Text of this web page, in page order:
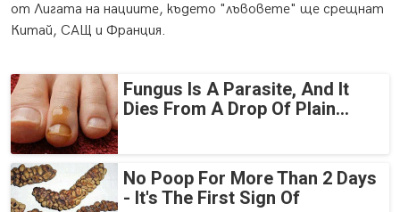
от Лигата на нациите, където "лъвовете" ще срещнат
Китай, САЩ и Франция.
Fungus Is A Parasite, And It
Dies From A Drop Of Plain...
No Poop For More Than 2 Days
- It's The First Sign Of